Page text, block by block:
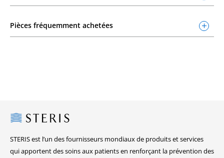
Pièces fréquemment achetées
Steris
STERIS est l’un des fournisseurs mondiaux de produits et services
qui apportent des soins aux patients en renforçant la prévention des